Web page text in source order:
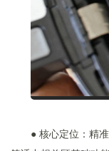
● 核心定位：精